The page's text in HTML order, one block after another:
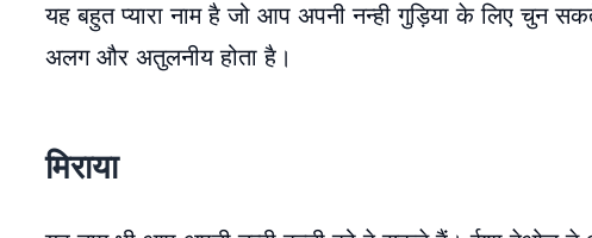
यह बहुत प्यारा नाम है जो आप अपनी नन्ही गुड़िया के लिए चुन
अलग और अतुलनीय होता है।
मिराया